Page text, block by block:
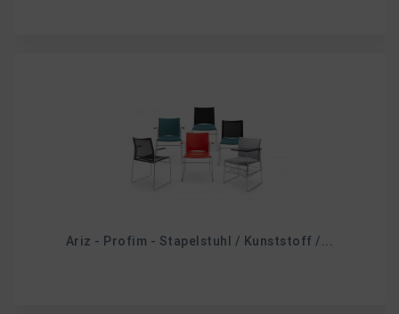
Ariz - Profim - Stapelstuhl / Kunststoff /...